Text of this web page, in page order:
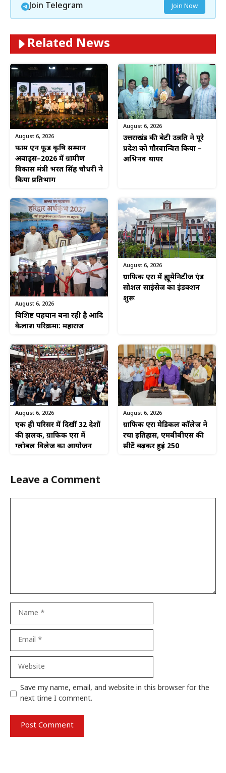
Join Telegram Join Now
Related News
August 6, 2026
फार्म एन फूड कृषि सम्मान
अवार्ड्स–2026 में ग्रामीण
विकास मंत्री भरत सिंह चौधरी ने
किया प्रतिभाग
August 6, 2026
उत्तराखंड की बेटी उन्नति ने पूरे
प्रदेश को गौरवान्वित किया –
अभिनव थापर
August 6, 2026
विशिष्ट पहचान बना रही है आदि
कैलाश परिक्रमा: महाराज
August 6, 2026
ग्राफिक एरा में ह्यूमैनिटीज एंड
सोशल साइंसेज का इंडक्शन
शुरू
August 6, 2026
एक ही परिसर में दिखीं 32 देशों
की झलक, ग्राफिक एरा में
ग्लोबल विलेज का आयोजन
August 6, 2026
ग्राफिक एरा मेडिकल कॉलेज ने
रचा इतिहास, एमबीबीएस की
सीटें बढ़कर हुईं 250
Leave a Comment
Website
Save my name, email, and website in this browser for the
next time I comment.